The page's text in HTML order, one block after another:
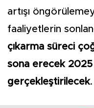
artışı
faaliyetlerin
çıkarma süreci
sona erecek 2025
gerçekleştirilecek.